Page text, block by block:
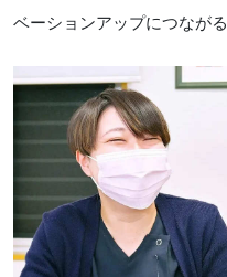
ベーションアップにつなが